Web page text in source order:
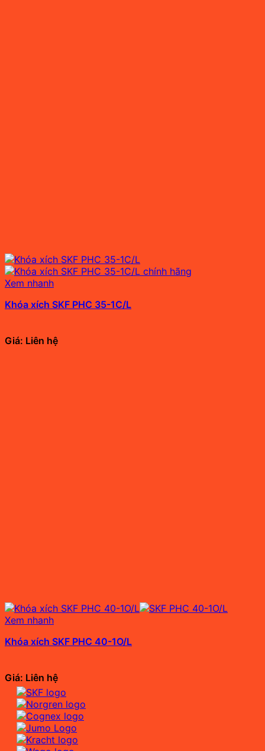
Xem nhanh
Khóa xích SKF PHC 35-1C/L
Giá: Liên hệ
Xem nhanh
Khóa xích SKF PHC 40-1O/L
Giá: Liên hệ